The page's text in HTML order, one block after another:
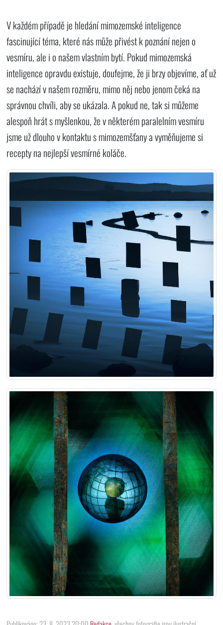
V každém případě je hledání mimozemské inteligence
fascinující téma, které nás může přivést k poznání nejen o
vesmíru, ale i o našem vlastním bytí. Pokud mimozemská
inteligence opravdu existuje, doufejme, že ji brzy objevíme, ať už
se nachází v našem rozměru, mimo něj nebo jenom čeká na
správnou chvíli, aby se ukázala. A pokud ne, tak si můžeme
alespoň hrát s myšlenkou, že v některém paralelním vesmíru
jsme už dlouho v kontaktu s mimozemšťany a vyměňujeme si
recepty na nejlepší vesmírné koláče.